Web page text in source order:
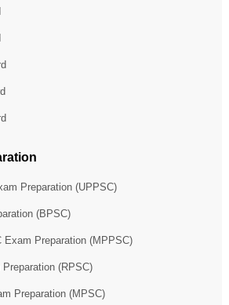
Preparation (UPPSC)
(BPSC)
Exam Preparation (MPPSC)
(RPSC)
Preparation (MPSC)